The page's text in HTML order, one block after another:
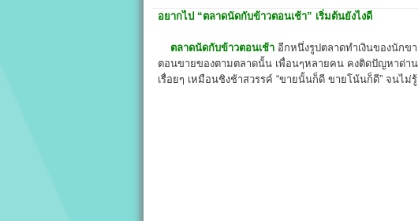
อยากไป “ตลาดนัดกับข้าวตอนเช้า” เริ่มต้นยังไงดี
ตลาดนัดกับข้าวตอนเช้า อีกหนึ่งรูปตลาดทำเงินของนักข
ตอนขายของตามตลาดนั้น เพื่อนๆหลายคน คงติดปัญหาด่าน
เรื่อยๆ เหมือนชิงช้าสวรรค์ “ขายนั้นก็ดี ขายโน้นก็ดี” จนไม่รู้